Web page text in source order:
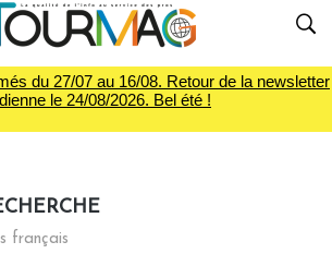
du 27/07 au 16/08. Retour de la newsletter
le 24/08/2026. Bel été !
français